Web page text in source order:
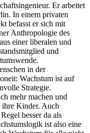
Er arbeitet
In einem privaten
befasst er sich mit
Anthropologie des
einer liberalen und
und
in der
Wachstum ist auf
Strategie.
mehr machen und
ihre Kinder. Auch
besser da als
ist also eine